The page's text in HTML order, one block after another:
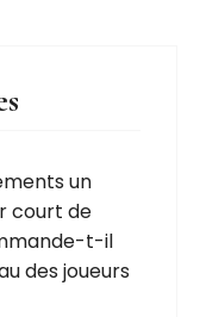
un
court de
t-il
des joueurs